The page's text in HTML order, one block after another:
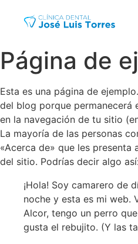
Página de
Esta es una página de
del blog porque permanecerá
en la navegación de tu sitio
La mayoría de las personas
«Acerca de» que les
del sitio. Podrías decir algo así:
¡Hola! Soy camarero de
noche y esta es mi web.
Alcor, tengo un perro
gusta el rebujito. (Y las